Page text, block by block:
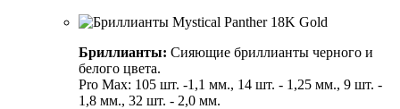
Бриллианты: Сияющие бриллианты черного и
белого цвета.
Pro Max: 105 шт. -1,1 мм., 14 шт. - 1,25 мм., 9 шт. -
1,8 мм., 32 шт. - 2,0 мм.